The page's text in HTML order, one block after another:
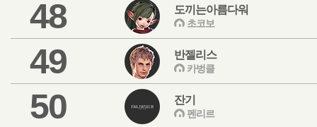
48 도끼는아름다워
초코보
49 반젤리스
카벙클
50 잔기
펜리르